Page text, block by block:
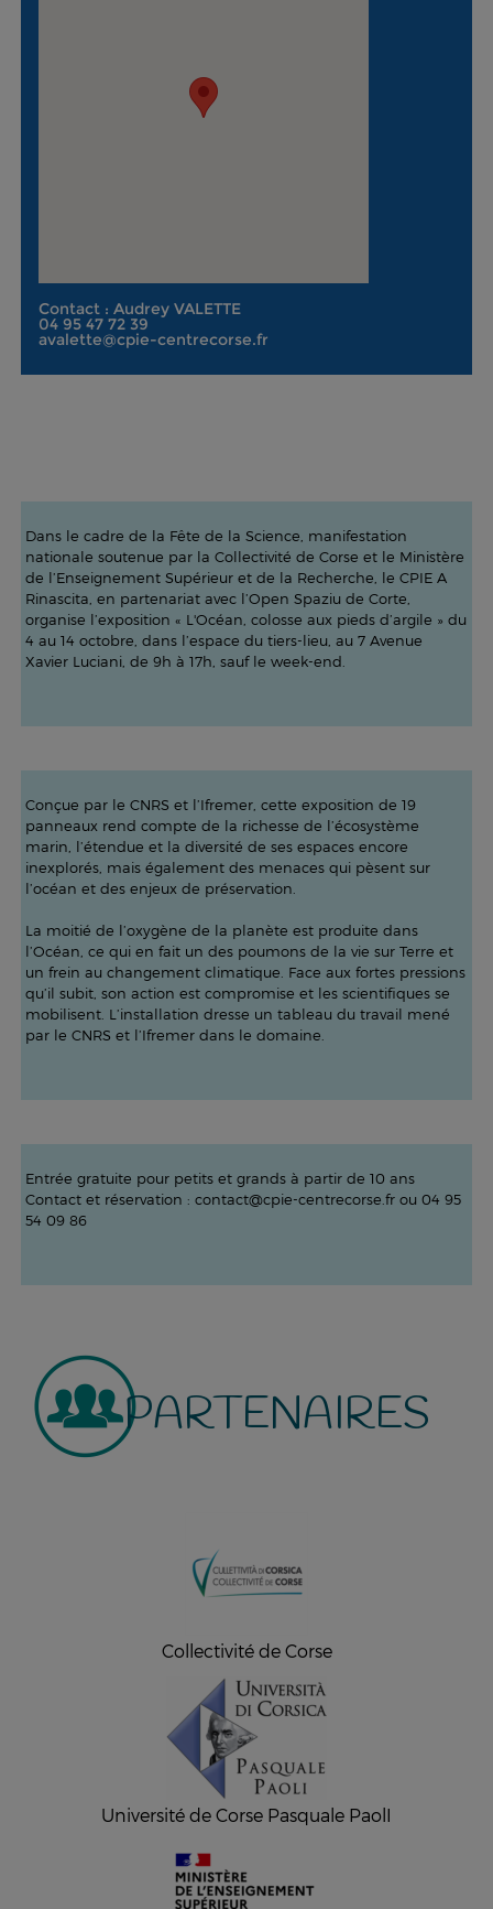
Contact : Audrey VALETTE
04 95 47 72 39
avalette@cpie-centrecorse.fr
Dans le cadre de la Fête de la Science, manifestation
nationale soutenue par la Collectivité de Corse et le Ministère
de l’Enseignement Supérieur et de la Recherche, le CPIE A
Rinascita, en partenariat avec l’Open Spaziu de Corte,
organise l’exposition « L'Océan, colosse aux pieds d’argile » du
4 au 14 octobre, dans l’espace du tiers-lieu, au 7 Avenue
Xavier Luciani, de 9h à 17h, sauf le week-end.
Conçue par le CNRS et l’Ifremer, cette exposition de 19
panneaux rend compte de la richesse de l’écosystème
marin, l’étendue et la diversité de ses espaces encore
inexplorés, mais également des menaces qui pèsent sur
l’océan et des enjeux de préservation.
La moitié de l’oxygène de la planète est produite dans
l’Océan, ce qui en fait un des poumons de la vie sur Terre et
un frein au changement climatique. Face aux fortes pressions
qu’il subit, son action est compromise et les scientifiques se
mobilisent. L’installation dresse un tableau du travail mené
par le CNRS et l’Ifremer dans le domaine.
Entrée gratuite pour petits et grands à partir de 10 ans
Contact et réservation : contact@cpie-centrecorse.fr ou 04 95
54 09 86
PARTENAIRES
Collectivité de Corse
Université de Corse Pasquale PaolI